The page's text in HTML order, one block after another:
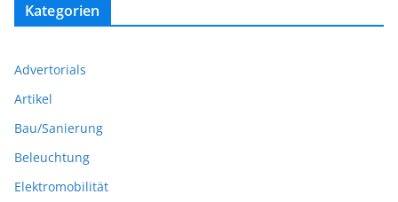
Kategorien
Advertorials
Artikel
Bau/Sanierung
Beleuchtung
Elektromobilität